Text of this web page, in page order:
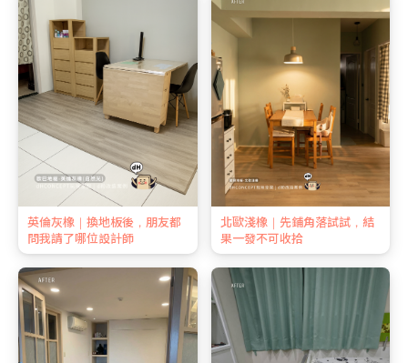
英倫灰橡｜換地板後，朋友都
問我請了哪位設計師
北歐淺橡｜先鋪角落試試，結
果一發不可收拾